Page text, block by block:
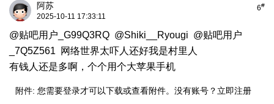
6#
阿苏
2025-10-11 17:33:11
@贴吧用户_G99Q3RQ @Shiki__Ryougi @贴吧用户
_7Q5Z561 网络世界太吓人还好我是村里人
有钱人还是多啊，个个用个大苹果手机
附件: 您需要登录才可以下载或查看附件。没有账号？ 立即注册